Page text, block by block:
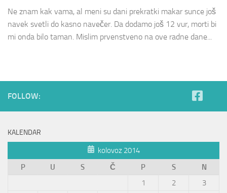
Ne znam kak vama, al meni su dani prekratki makar sunce još
navek svetli do kasno navečer. Da dodamo još 12 vur, morti bi
mi onda bilo taman. Mislim prvenstveno na ove radne dane...
FOLLOW:
KALENDAR
kolovoz 2014
P
U S Č P S
N
1
2
3